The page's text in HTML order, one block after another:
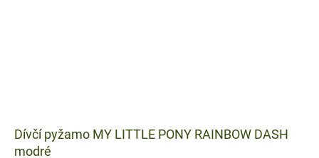
Dívčí pyžamo MY LITTLE PONY RAINBOW DASH
modré